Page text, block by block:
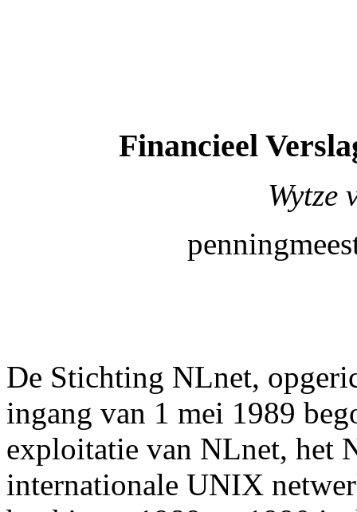
Financieel
Wytze
De Stichting NLnet,
ingang van 1 mei 1989
exploitatie van NLnet, het
internationale UNIX